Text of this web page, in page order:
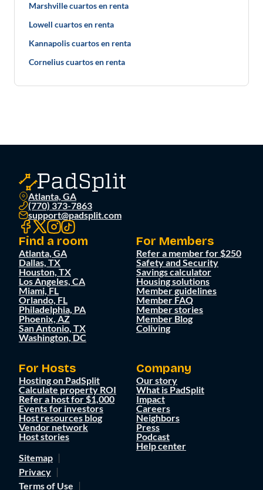
Marshville cuartos en renta
Lowell cuartos en renta
Kannapolis cuartos en renta
Cornelius cuartos en renta
Atlanta, GA
(770) 373-7863
support@padsplit.com
Find a room
Atlanta, GA
Dallas, TX
Houston, TX
Los Angeles, CA
Miami, FL
Orlando, FL
Philadelphia, PA
Phoenix, AZ
San Antonio, TX
Washington, DC
For Members
Refer a member for $250
Safety and Security
Savings calculator
Housing solutions
Member guidelines
Member FAQ
Member stories
Member Blog
Coliving
For Hosts
Hosting on PadSplit
Calculate property ROI
Refer a host for $1,000
Events for investors
Host resources blog
Vendor network
Host stories
Company
Our story
What is PadSplit
Impact
Careers
Neighbors
Press
Podcast
Help center
Sitemap
Privacy
Terms of Use